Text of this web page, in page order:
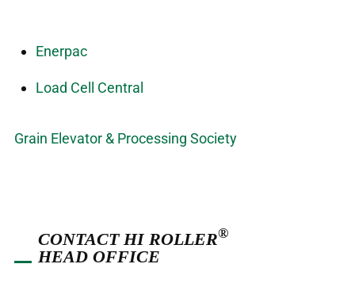
Enerpac
Load Cell Central
Grain Elevator & Processing Society
CONTACT HI ROLLER®
HEAD OFFICE